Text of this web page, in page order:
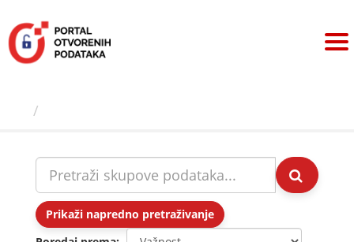
sadržaj
Prikaži napredno pretraživanje